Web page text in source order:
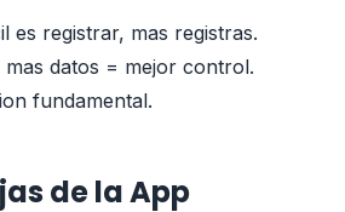
es registrar, mas registras.
datos = mejor control.
fundamental.
de la App